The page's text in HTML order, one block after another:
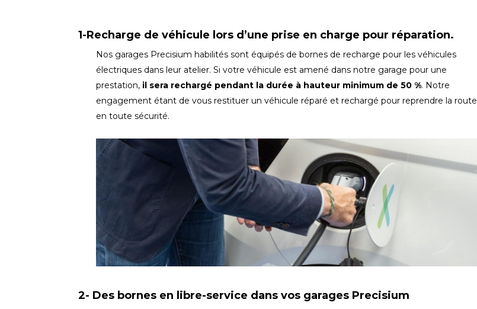
1-Recharge de véhicule lors d’une prise en charge pour réparation.
Nos garages Precisium habilités sont équipés de bornes de recharge pour les véhicules
électriques dans leur atelier. Si votre véhicule est amené dans notre garage pour une
prestation, il sera rechargé pendant la durée à hauteur minimum de 50 %. Notre
engagement étant de vous restituer un véhicule réparé et rechargé pour reprendre la route
en toute sécurité.
2- Des bornes en libre-service dans vos garages Precisium